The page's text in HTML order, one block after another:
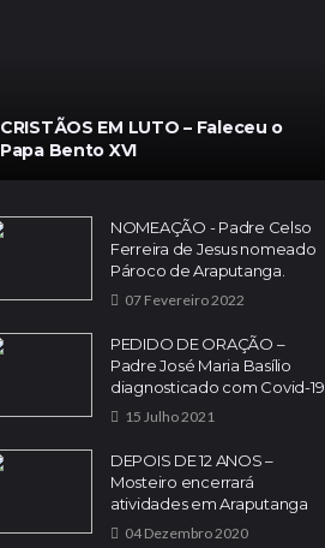
CRISTÃOS EM LUTO – Faleceu o
Papa Bento XVI
NOMEAÇÃO - Padre Celso
Ferreira de Jesus nomeado
Pároco de Araputanga.
07 Fevereiro 2022
PEDIDO DE ORAÇÃO –
Padre José Maria Basílio
diagnosticado com Covid-19
15 Julho 2021
DEPOIS DE 12 ANOS –
Mosteiro encerrará
atividades em Araputanga
04 Dezembro 2020